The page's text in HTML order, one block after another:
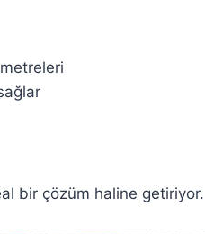
bir çözüm haline getiriyor.